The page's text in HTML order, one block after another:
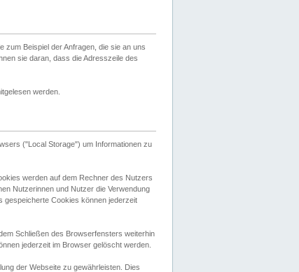
zum Beispiel der Anfragen, die sie an uns
sie daran, dass die Adresszeile des
werden.
("Local Storage") um Informationen zu
werden auf dem Rechner des Nutzers
Nutzerinnen und Nutzer die Verwendung
gespeicherte Cookies können jederzeit
Schließen des Browserfensters weiterhin
jederzeit im Browser gelöscht werden.
der Webseite zu gewährleisten. Dies